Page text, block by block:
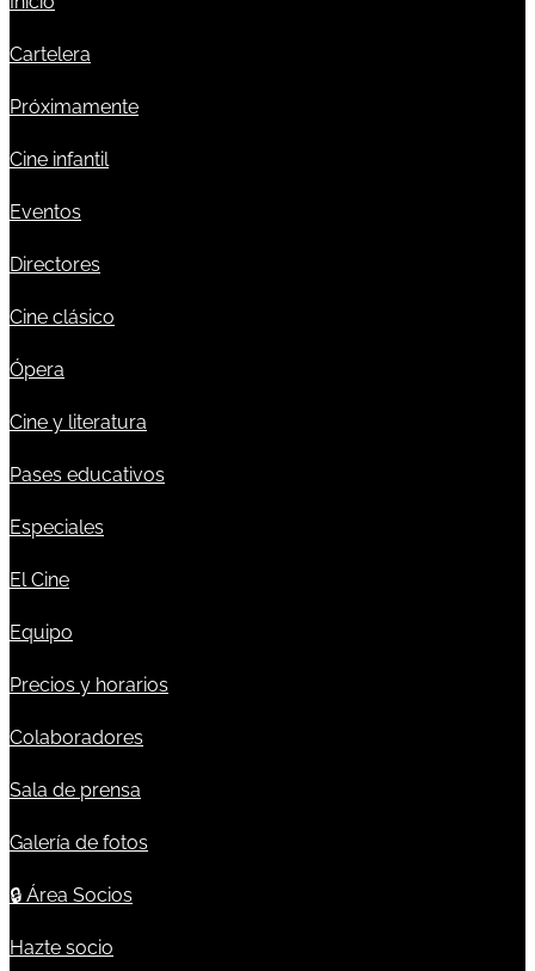
Cartelera
Próximamente
Cine infantil
Eventos
Directores
Cine clásico
Ópera
Cine y literatura
Pases educativos
Especiales
El Cine
Equipo
Precios y horarios
Colaboradores
Sala de prensa
Galería de fotos
🔒 Área Socios
Hazte socio